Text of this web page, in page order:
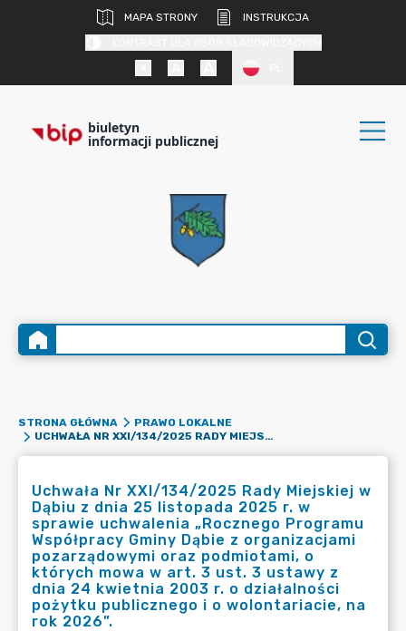
MAPA STRONY
INSTRUKCJA
biuletyn
informacji publicznej
STRONA GŁÓWNA
PRAWO LOKALNE
UCHWAŁA NR XXI/134/2025 RADY MIEJSKIEJ W DĄBIU Z DNIA 25 LISTOPADA 2025 R. W SPRAWIE UCHWALENIA „ROCZNEGO PROGRAMU WSPÓŁPRACY GMINY DĄBIE Z ORGANIZACJAMI POZARZĄDOWYMI ORAZ PODMIOTAMI, O KTÓRYCH MOWA W ART. 3 UST. 3 USTAWY Z DNIA 24 KWIETNIA 2003 R. O DZIAŁALNOŚCI POŻYTKU PUBLICZNEGO I O WOLONTARIACIE, NA ROK 2026”.
Uchwała Nr XXI/134/2025 Rady Miejskiej w
Dąbiu z dnia 25 listopada 2025 r. w
sprawie uchwalenia „Rocznego Programu
Współpracy Gminy Dąbie z organizacjami
pozarządowymi oraz podmiotami, o
których mowa w art. 3 ust. 3 ustawy z
dnia 24 kwietnia 2003 r. o działalności
pożytku publicznego i o wolontariacie, na
rok 2026”.